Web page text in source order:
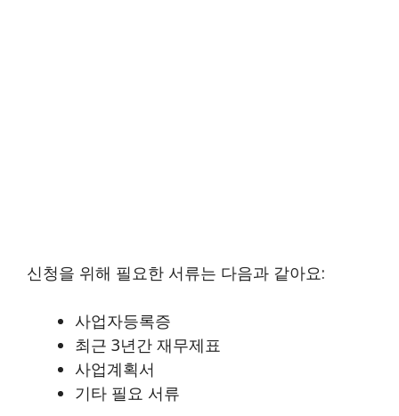
신청을 위해 필요한 서류는 다음과 같아요:
사업자등록증
최근 3년간 재무제표
사업계획서
기타 필요 서류